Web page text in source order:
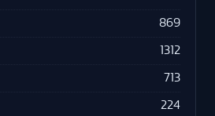
869
1312
713
224